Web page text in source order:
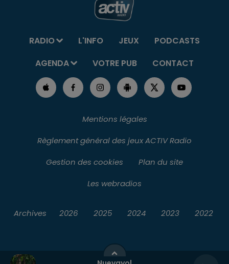
RADIO L'INFO JEUX
PODCASTS
AGENDA
VOTRE PUB CONTACT
Mentions légales
Règlement général des jeux ACTIV Radio
Gestion des cookies
Plan du site
Les webradios
Archives 2026 2025 2024 2023 2022